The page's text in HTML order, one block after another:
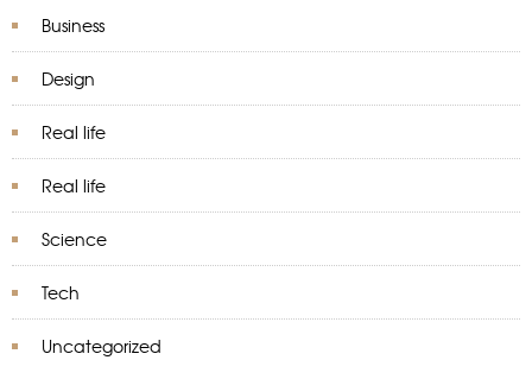
Business
Design
Real life
Real life
Science
Tech
Uncategorized